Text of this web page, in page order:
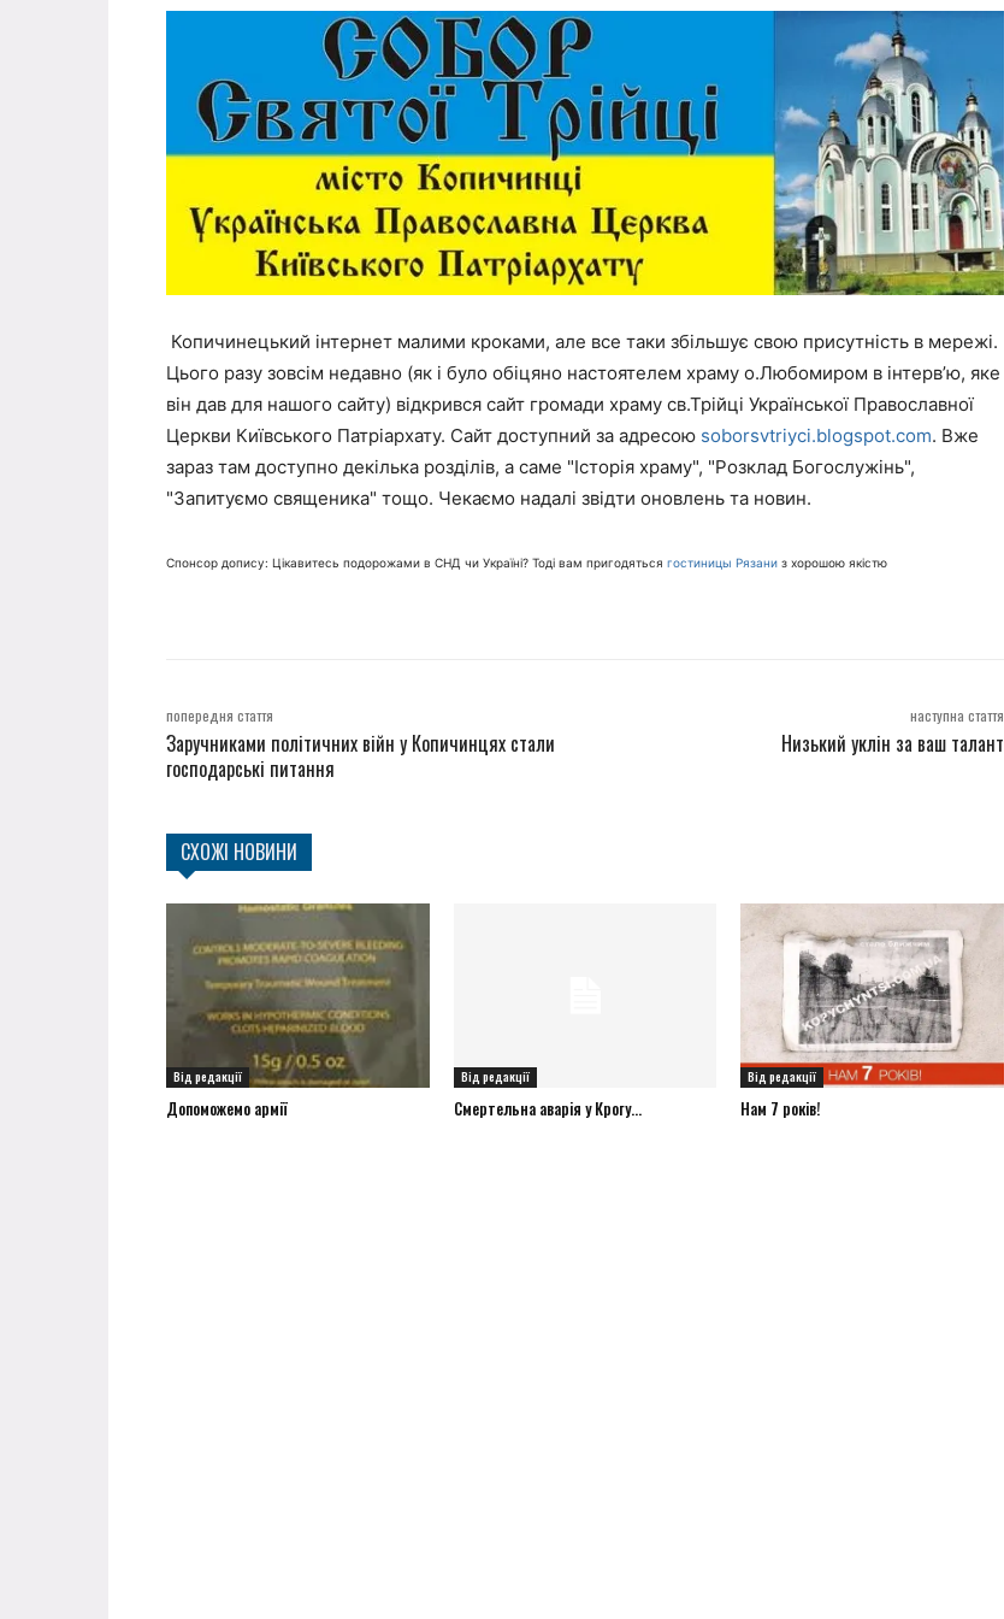
Копичинецький інтернет малими кроками, але все таки збільшує свою присутність в мережі.
Цього разу зовсім недавно (як і було обіцяно настоятелем храму о.Любомиром в інтерв’ю, яке
він дав для нашого сайту) відкрився сайт громади храму св.Трійці Української Православної
Церкви Київського Патріархату. Сайт доступний за адресою soborsvtriyci.blogspot.com. Вже
зараз там доступно декілька розділів, а саме "Історія храму", "Розклад Богослужінь",
"Запитуємо священика" тощо. Чекаємо надалі звідти оновлень та новин.
Спонсор допису: Цікавитесь подорожами в СНД чи Україні? Тоді вам пригодяться гостиницы Рязани з хорошою якістю
попередня стаття
Заручниками політичних війн у Копичинцях стали
господарські питання
наступна стаття
Низький уклін за ваш талант
СХОЖІ НОВИНИ
Від редакції
Допоможемо армії
Від редакції
Смертельна аварія у Крогу...
Від редакції
Нам 7 років!